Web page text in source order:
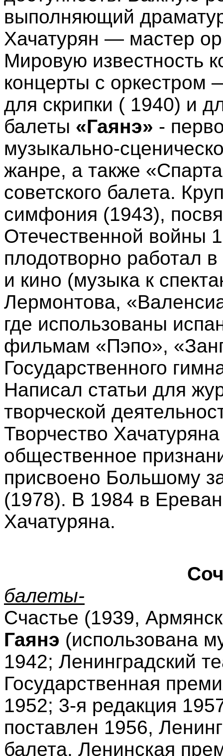
выполняющий
Xачатурян — мастер
Мировую известность
концерты с
для скрипки ( 1940) и
балеты «Гаянэ» -
музыкально-
жанре, а также
советского балета.
симфония (1943),
Отечественной войны
плодотворно работал
и кино (музыка к
Лермонтова,
где использованы
фильмам «Пэпо»,
Государственного
Написал статьи для
творческой
Творчество
общественное
присвоено Большому
(1978). В 1984 в
Xачатуряна.
балеты-
Счастье (1939,
Гаянэ (использована
1942; Ленинградский
Государственная
1952; 3-я редакция
поставлен 1956,
балета, Ленинская